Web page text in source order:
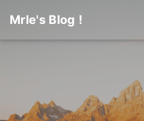
Mrle's Blog !